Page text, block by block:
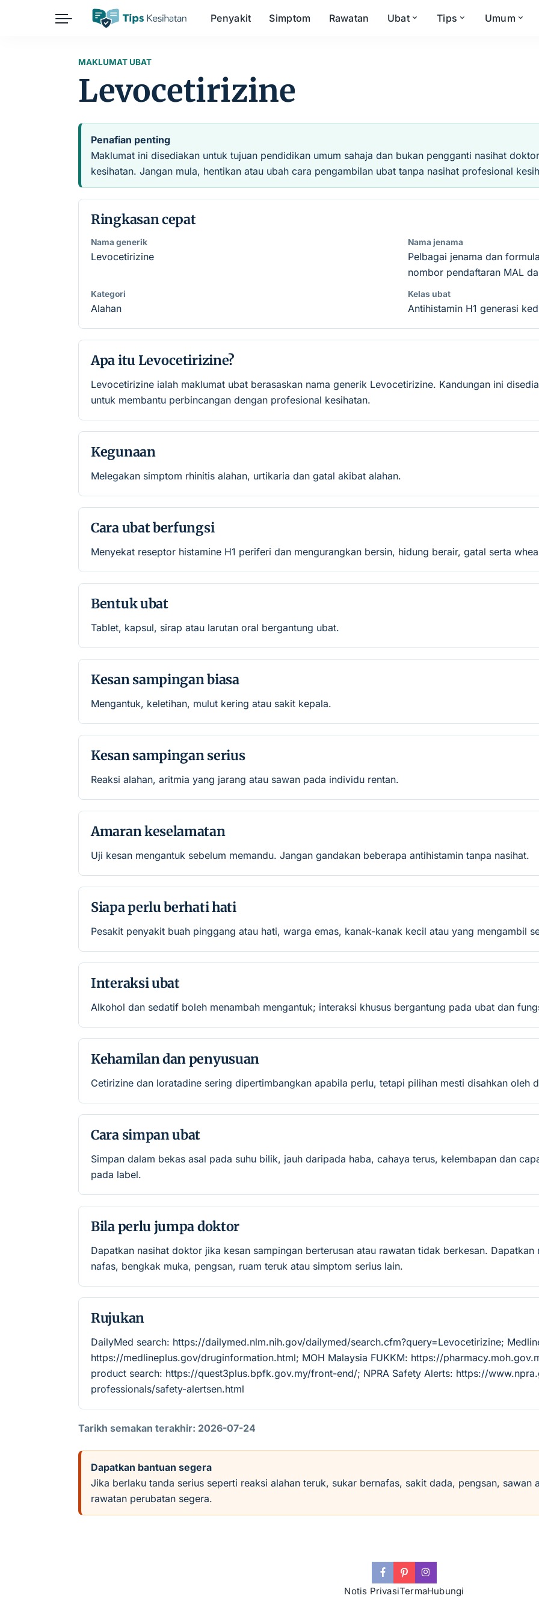
Penyakit Simptom Rawatan Ubat
Herba
Tips
Keibubapaan
Kehamilan
Kesihatan Mental
Nutrisi
Umum
Kesihatan Awam
Kesihatan Digital
Sains Sukan
MAKLUMAT UBAT
Levocetirizine
Penafian penting
Maklumat ini disediakan untuk tujuan pendidikan umum sahaja dan bukan pengganti nasihat
kesihatan. Jangan mula, hentikan atau ubah cara pengambilan ubat tanpa nasihat profesional
Ringkasan cepat
Nama generik
Levocetirizine
Nama jenama
Pelbagai jenama dan
nombor pendaftaran MAL
Kategori
Alahan
Kelas ubat
Antihistamin H1 generasi
Apa itu Levocetirizine?
Levocetirizine ialah maklumat ubat berasaskan nama generik Levocetirizine. Kandungan ini
untuk membantu perbincangan dengan profesional kesihatan.
Kegunaan
Melegakan simptom rhinitis alahan, urtikaria dan gatal akibat alahan.
Cara ubat berfungsi
Menyekat reseptor histamine H1 periferi dan mengurangkan bersin, hidung berair, gatal serta
Bentuk ubat
Tablet, kapsul, sirap atau larutan oral bergantung ubat.
Kesan sampingan biasa
Mengantuk, keletihan, mulut kering atau sakit kepala.
Kesan sampingan serius
Reaksi alahan, aritmia yang jarang atau sawan pada individu rentan.
Amaran keselamatan
Uji kesan mengantuk sebelum memandu. Jangan gandakan beberapa antihistamin tanpa nasihat.
Siapa perlu berhati hati
Pesakit penyakit buah pinggang atau hati, warga emas, kanak-kanak kecil atau yang mengambil
Interaksi ubat
Alkohol dan sedatif boleh menambah mengantuk; interaksi khusus bergantung pada ubat dan
Kehamilan dan penyusuan
Cetirizine dan loratadine sering dipertimbangkan apabila perlu, tetapi pilihan mesti disahkan oleh
Cara simpan ubat
Simpan dalam bekas asal pada suhu bilik, jauh daripada haba, cahaya terus, kelembapan dan
pada label.
Bila perlu jumpa doktor
Dapatkan nasihat doktor jika kesan sampingan berterusan atau rawatan tidak berkesan.
nafas, bengkak muka, pengsan, ruam teruk atau simptom serius lain.
Rujukan
DailyMed search: https://dailymed.nlm.nih.gov/dailymed/search.cfm?query=Levocetirizine;
https://medlineplus.gov/druginformation.html; MOH Malaysia FUKKM: https://
product search: https://quest3plus.bpfk.gov.my/front-end/; NPRA Safety Alerts: https://
professionals/safety-alertsen.html
Tarikh semakan terakhir: 2026-07-24
Dapatkan bantuan segera
Jika berlaku tanda serius seperti reaksi alahan teruk, sukar bernafas, sakit dada, pengsan, sawan
rawatan perubatan segera.
Notis PrivasiTermaHubungi